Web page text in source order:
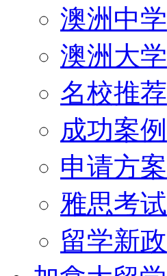
澳洲中学
澳洲大学
名校推荐
成功案例
申请方案
雅思考试
留学新政